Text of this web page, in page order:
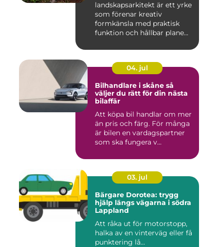
landskapsarkitekt är ett yrke
som förenar kreativ
formkänsla med praktisk
funktion och hållbar plane...
04. jul
Bilhandlare i skåne så
väljer du rätt för din nästa
bilaffär
Att köpa bil handlar om mer
än pris och färg. För många
är bilen en vardagspartner
som ska fungera v...
03. jul
Bärgare Dorotea: trygg
hjälp längs vägarna i södra
Lappland
Att råka ut för motorstopp,
halka av en vinterväg eller få
punktering lå...